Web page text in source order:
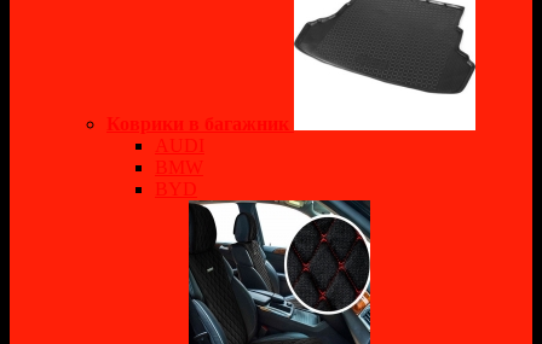
Коврики в багажник
AUDI
BMW
BYD